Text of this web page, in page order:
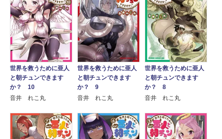
世界を救うために亜人
と朝チュンできます
か？ 10
音井 れこ丸
世界を救うために亜人
と朝チュンできます
か？ 9
音井 れこ丸
世界を救うために亜人
と朝チュンできます
か？ 8
音井 れこ丸